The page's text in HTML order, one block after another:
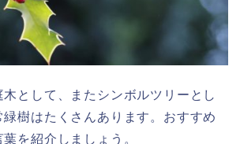
木として、またシンボルツリーとし
樹はたくさんあります。おすすめ
を紹介しましょう。